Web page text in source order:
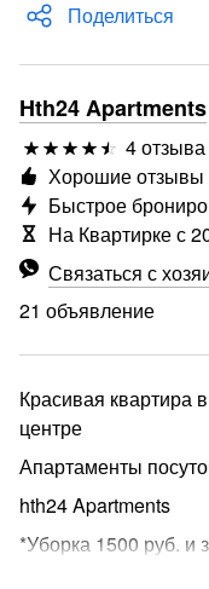
Поделиться
Hth24 Apartments
4 отзыва
Связаться с
21 объявление
Хорошие отзывы
Быстрое
На Квартирке с
Красивая квартира
центре
Апартаменты
hth24 Apartments
*Уборка 1500 руб. и
размере одних